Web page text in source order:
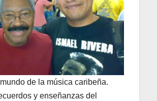
de la música caribeña.
y enseñanzas del